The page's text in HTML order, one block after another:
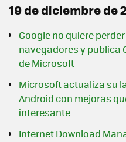
19 de diciembre de
Google no quiere
navegadores y publica
de Microsoft
Microsoft actualiza su
Android con mejoras
interesante
Internet Download